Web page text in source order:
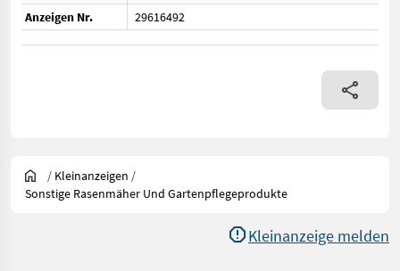
Anzeigen Nr.
29616492
/ Kleinanzeigen /
Sonstige Rasenmäher Und Gartenpflegeprodukte
Kleinanzeige melden